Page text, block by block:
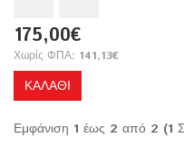
175,00€
Χωρίς ΦΠΑ: 141,13€
ΚΑΛΆΘΙ
Εμφάνιση 1 έως 2 από 2 (1